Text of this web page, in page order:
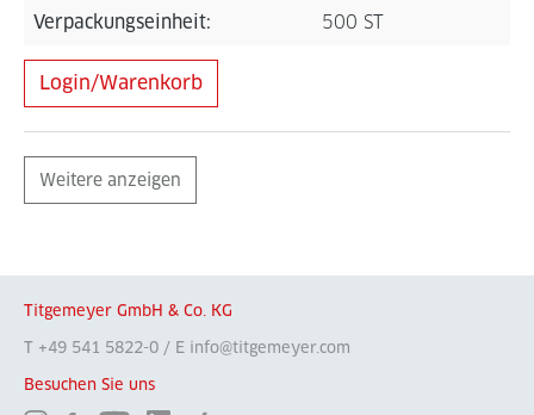
Verpackungseinheit: 500 ST
Login/Warenkorb
Weitere anzeigen
Titgemeyer GmbH & Co. KG
T +49 541 5822-0 / E info@titgemeyer.com
Besuchen Sie uns